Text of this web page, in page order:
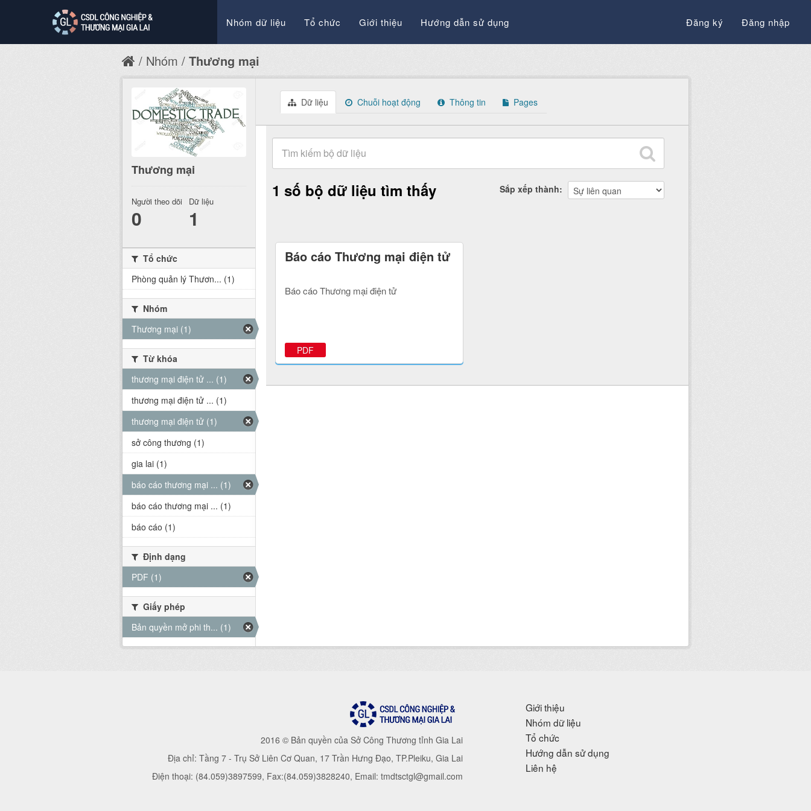
Nhóm dữ liệu Tổ chức Giới thiệu Hướng dẫn sử dụng Đăng ký Đăng nhập
Nhóm Thương mại
Dữ liệu Chuỗi hoạt động Thông tin Pages
Sắp xếp thành
1 số bộ dữ liệu tìm thấy
Báo cáo Thương mại điện tử
Báo cáo Thương mại điện tử
PDF
Thương mại
Người theo dõi
0
Dữ liệu
1
Tổ chức
Phòng quản lý Thươn... (1)
Nhóm
Thương mại (1)
Từ khóa
thương mại điện tử ... (1)
thương mại điện tử ... (1)
thương mại điện tử (1)
sở công thương (1)
gia lai (1)
báo cáo thương mại ... (1)
báo cáo thương mại ... (1)
báo cáo (1)
Định dạng
PDF (1)
Giấy phép
Bản quyền mở phi th... (1)
2016 © Bản quyền của Sở Công Thương tỉnh Gia Lai
Địa chỉ: Tầng 7 - Trụ Sở Liên Cơ Quan, 17 Trần Hưng Đạo, TP.Pleiku, Gia Lai
Điện thoại: (84.059)3897599, Fax:(84.059)3828240, Email: tmdtsctgl@gmail.com
Giới thiệu
Nhóm dữ liệu
Tổ chức
Hướng dẫn sử dụng
Liên hệ